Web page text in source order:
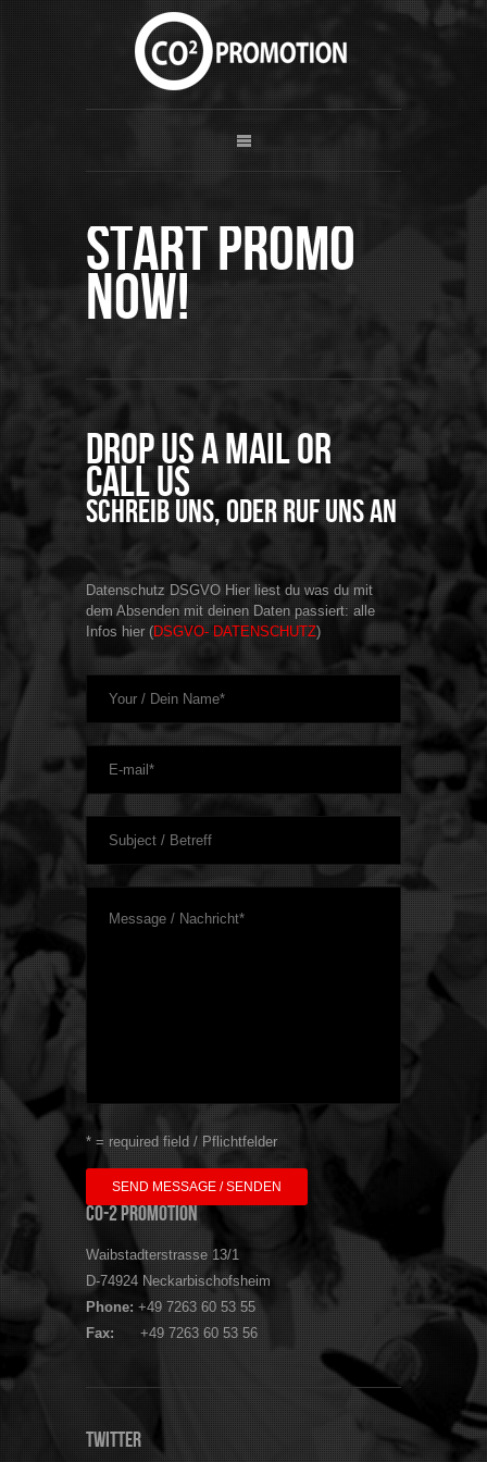
Start Promo
now!
Drop us a mail or
call us
Schreib uns, oder ruf uns an
Datenschutz DSGVO Hier liest du was du mit
dem Absenden mit deinen Daten passiert: alle
Infos hier (DSGVO- DATENSCHUTZ)
* = required field / Pflichtfelder
CO-2 Promotion
Waibstadterstrasse 13/1
D-74924 Neckarbischofsheim
Phone: +49 7263 60 53 55
Fax: +49 7263 60 53 56
Twitter